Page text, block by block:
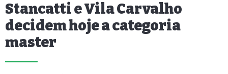
Stancatti e Vila Carvalho
decidem hoje a categoria
master